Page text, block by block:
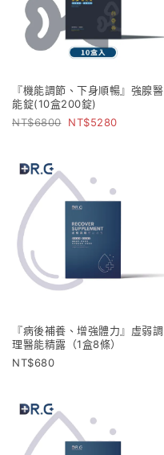
『機能調節、下身順暢』強腺醫
能錠(10盒200錠)
6800
5280
『病後補養、增強體力』虛弱調
理醫能精露（1盒8條）
680